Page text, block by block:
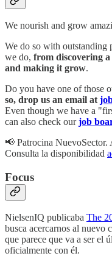
We nourish and grow
We do so with outstanding
we do, from discovering
and making it grow.
Do you have one of those
so, drop us an email at
Even though we have a
can also check ourjob
📢 Patrocina NuevoSector.
Consulta la disponibilidad
Focus
NielsenIQ publicaba The
busca acercarnos al nuevo
que parece que va a ser el
oficialmente con él.